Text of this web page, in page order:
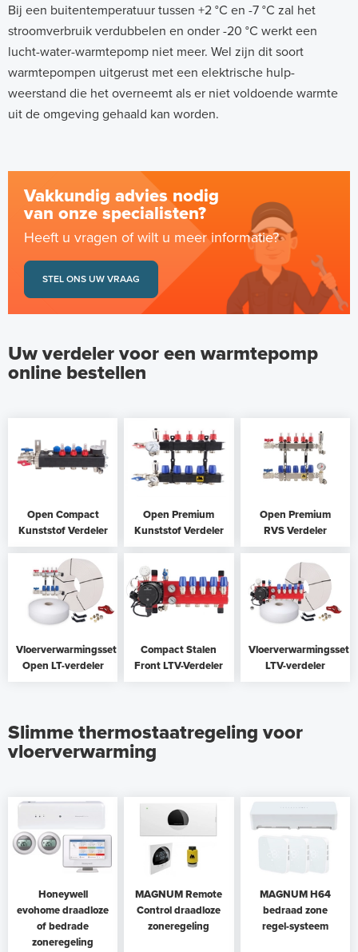
Bij een buitentemperatuur tussen +2 °C en -7 °C zal het
stroomverbruik verdubbelen en onder -20 °C werkt een
lucht-water-warmtepomp niet meer. Wel zijn dit soort
warmtepompen uitgerust met een elektrische hulp-
weerstand die het overneemt als er niet voldoende warmte
uit de omgeving gehaald kan worden.
Vakkundig advies nodig
van onze specialisten?
Heeft u vragen of wilt u meer informatie?
STEL ONS UW VRAAG
Uw verdeler voor een warmtepomp
online bestellen
Open Compact
Kunststof Verdeler
Open Premium
Kunststof Verdeler
Open Premium
RVS Verdeler
Vloerverwarmingsset
Open LT-verdeler
Compact Stalen
Front LTV-Verdeler
Vloerverwarmingsset
LTV-verdeler
Slimme thermostaatregeling voor
vloerverwarming
Honeywell
evohome draadloze
of bedrade
zoneregeling
MAGNUM Remote
Control draadloze
zoneregeling
MAGNUM H64
bedraad zone
regel-systeem